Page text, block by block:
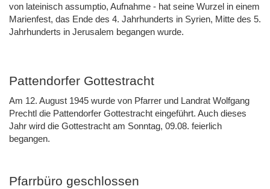
von lateinisch assumptio, Aufnahme - hat seine Wurzel in einem
Marienfest, das Ende des 4. Jahrhunderts in Syrien, Mitte des 5.
Jahrhunderts in Jerusalem begangen wurde.
Pattendorfer Gottestracht
Am 12. August 1945 wurde von Pfarrer und Landrat Wolfgang
Prechtl die Pattendorfer Gottestracht eingeführt. Auch dieses
Jahr wird die Gottestracht am Sonntag, 09.08. feierlich
begangen.
Pfarrbüro geschlossen